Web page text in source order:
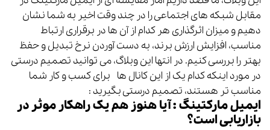
مقابل شبکه های اجتماعی را در چند وقت اخیر به شما نشان
دهیم و میزان اثرگذاری هر کدام از آن ها در برقراری ارتباط
مناسب، افزایش ارزش برند، به دست آوردن نرخ تبدیل و حفظ
بهتر را بررسی کنیم. در انتها این وبلاگ، می توانید تصمیم درستی
در مورد اینکه کدام یک از این کانال ها برای کسب و کار شما
مناسب تر هستند، تصمیم درستی بگیرید :
ایمیل مارکتینگ : آیا هنوز هم یک راهکار موثر در
بازاریابی است؟